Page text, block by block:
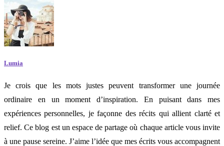
Lumia
Je crois que les mots justes peuvent transformer une journée
ordinaire en un moment d’inspiration. En puisant dans mes
expériences personnelles, je façonne des récits qui allient clarté et
relief. Ce blog est un espace de partage où chaque article vous invite
à une pause sereine. J’aime l’idée que mes écrits vous accompagnent